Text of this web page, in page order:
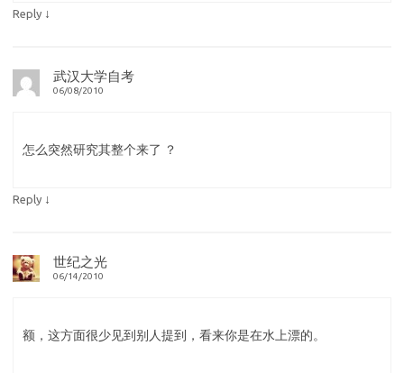
Reply ↓
武汉大学自考
06/08/2010
怎么突然研究其整个来了 ？
Reply ↓
世纪之光
06/14/2010
额，这方面很少见到别人提到，看来你是在水上漂的。